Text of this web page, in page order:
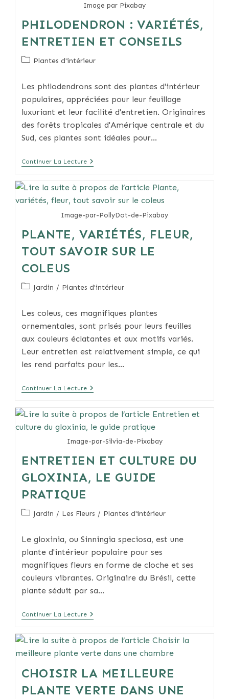
Image par Pixabay
PHILODENDRON : VARIÉTÉS,
ENTRETIEN ET CONSEILS
PostPlantes d'intérieur
Les philodendrons sont des plantes d'intérieur
populaires, appréciées pour leur feuillage
luxuriant et leur facilité d'entretien. Originaires
des forêts tropicales d'Amérique centrale et du
Sud, ces plantes sont idéales pour…
Continuer La LecturePhilodendron
:
Entretien
Et
Conseils
Image-par-PollyDot-de-Pixabay
PLANTE, VARIÉTÉS, FLEUR,
TOUT SAVOIR SUR LE
COLEUS
PostJardin / Plantes d'intérieur
Les coleus, ces magnifiques plantes
ornementales, sont prisés pour leurs feuilles
aux couleurs éclatantes et aux motifs variés.
Leur entretien est relativement simple, ce qui
les rend parfaits pour les…
Continuer La LecturePlante,
Tout
Savoir
Sur
Coleus
Image-par-Silvia-de-Pixabay
ENTRETIEN ET CULTURE DU
GLOXINIA, LE GUIDE
PRATIQUE
PostJardin / Les Fleurs / Plantes d'intérieur
Le gloxinia, ou Sinningia speciosa, est une
plante d'intérieur populaire pour ses
magnifiques fleurs en forme de cloche et ses
couleurs vibrantes. Originaire du Brésil, cette
plante séduit par sa…
Continuer La LectureEntretien
Et
Du
Gloxinia,
Le
Pratique
CHOISIR LA MEILLEURE
PLANTE VERTE DANS UNE